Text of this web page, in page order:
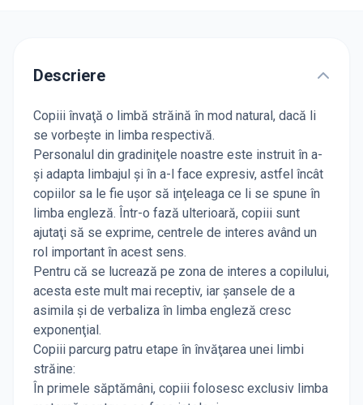
Descriere
Copiii învaţă o limbă străină în mod natural, dacă li
se vorbeşte in limba respectivă.
Personalul din gradiniţele noastre este instruit în a-
şi adapta limbajul şi în a-l face expresiv, astfel încât
copiilor sa le fie uşor să inţeleaga ce li se spune în
limba engleză. Într-o fază ulterioară, copiii sunt
ajutaţi să se exprime, centrele de interes având un
rol important în acest sens.
Pentru că se lucrează pe zona de interes a copilului,
acesta este mult mai receptiv, iar şansele de a
asimila şi de verbaliza în limba engleză cresc
exponenţial.
Copiii parcurg patru etape în învăţarea unei limbi
străine:
În primele săptămâni, copiii folosesc exclusiv limba